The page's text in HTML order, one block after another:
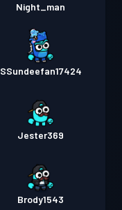
Night_man
SSundeefan17424
Jester369
Brody1543